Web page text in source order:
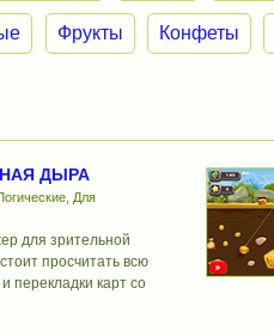
Фрукты Конфеты
ДЫРА
Для
для зрительной
просчитать всю
перекладки карт со